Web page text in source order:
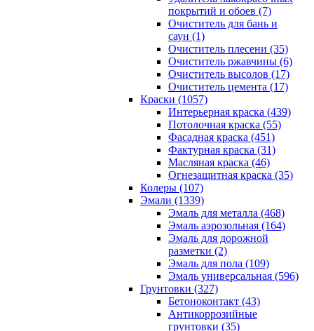
покрытий и обоев (7)
Очиститель для бань и
саун (1)
Очиститель плесени (35)
Очиститель ржавчины (6)
Очиститель высолов (17)
Очиститель цемента (17)
Краски (1057)
Интерьерная краска (439)
Потолочная краска (55)
Фасадная краска (451)
Фактурная краска (31)
Масляная краска (46)
Огнезащитная краска (35)
Колеры (107)
Эмали (1339)
Эмаль для металла (468)
Эмаль аэрозольная (164)
Эмаль для дорожной
разметки (2)
Эмаль для пола (109)
Эмаль универсальная (596)
Грунтовки (327)
Бетоноконтакт (43)
Антикоррозийные
грунтовки (35)